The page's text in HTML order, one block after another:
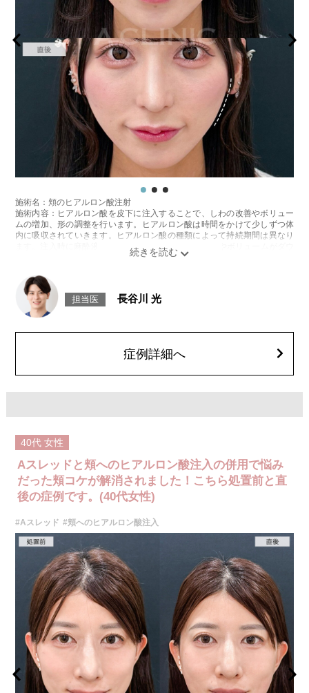
施術名：頬のヒアルロン酸注射
施術内容：ヒアルロン酸を皮下に注入することで、しわの改善やボリュー
ムの増加、形の調整を行います。ヒアルロン酸は時間をかけて少しずつ体
内に吸収されていきます。ヒアルロン酸の種類によって持続期間は異なり
ます。注入時に麻酔液も入っているため、2〜3日でややボリュームがダウ
リスク、副作用：腫れ、赤み、内出血、痛み、突っ張り感などが生じるこ
とがございます。稀にアレルギー、細菌感染症、血管閉塞などが生じるこ
とがございます。また、注入部位に硬化または小結節が生じることがござ
います。注入箇所を強く刺激するようなマッサージは1〜2週間ほどお控え
費用：レスチレン 76,800円(税込)
レスチレンリフト※横浜院限定 98,800円(税込)
ジュビダームビスタウルトラXC 131,800円(税込)
※それぞれ2ccまで
担当医 長谷川 光
症例詳細へ
40代 女性
Aスレッドと頬へのヒアルロン酸注入の併用で悩み
だった頬コケが解消されました！こちら処置前と直
後の症例です。(40代女性)
#Aスレッド #頬へのヒアルロン酸注入